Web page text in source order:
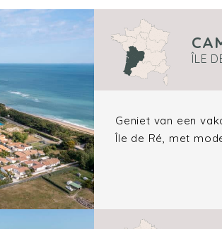
ÎLE
Geniet van een
Île de Ré, met